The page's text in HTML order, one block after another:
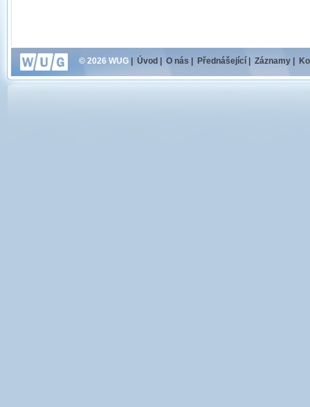
© 2026 WUG Úvod O nás Přednášející Záznamy